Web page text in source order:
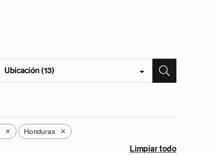
Ubicación (13)
X Honduras X
Limpiar todo